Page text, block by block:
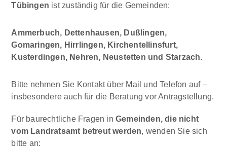
Tübingen ist zuständig für die Gemeinden:
Ammerbuch, Dettenhausen, Dußlingen,
Gomaringen, Hirrlingen, Kirchentellinsfurt,
Kusterdingen, Nehren, Neustetten und Starzach.
Bitte nehmen Sie Kontakt über Mail und Telefon auf –
insbesondere auch für die Beratung vor Antragstellung.
Für baurechtliche Fragen inGemeinden, die nicht
vom Landratsamt betreut werden, wenden Sie sich
bitte an: